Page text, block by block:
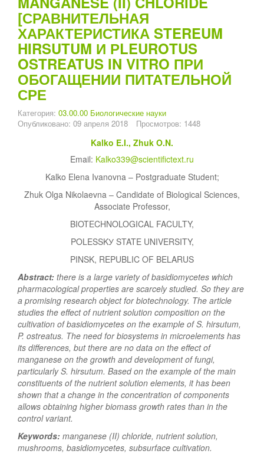
[СРАВНИТЕЛЬНАЯ
ХАРАКТЕРИСТИКА STEREUM
HIRSUTUM И РLEUROTUS
OSTREATUS IN VITRO ПРИ
ОБОГАЩЕНИИ ПИТАТЕЛЬНОЙ
СРЕ
Категория: 03.00.00 Биологические науки
Опубликовано: 09 апреля 2018
Просмотров: 1448
Kalko E.I., Zhuk O.N.
Email: Kalko339@scientifictext.ru
Kalko Elena Ivanovna – Postgraduate Student;
Zhuk Olga Nikolaevna – Candidate of Biological Sciences,
Associate Professor,
BIOTECHNOLOGICAL FACULTY,
POLESSKУ STATE UNIVERSITY,
PINSK, REPUBLIC OF BELARUS
Abstract: there is a large variety of basidiomycetes which
pharmacological properties are scarcely studied. So they are
a promising research object for biotechnology. The article
studies the effect of nutrient solution composition on the
cultivation of basidiomycetes on the example of S. hirsutum,
P. ostreatus. The need for biosystems in microelements has
its differences, but there are no data on the effect of
manganese on the growth and development of fungi,
particularly S. hirsutum. Based on the example of the main
constituents of the nutrient solution elements, it has been
shown that a change in the concentration of components
allows obtaining higher biomass growth rates than in the
control variant.
Keywords: manganese (II) chloride, nutrient solution,
mushrooms, basidiomycetes, subsurface cultivation.